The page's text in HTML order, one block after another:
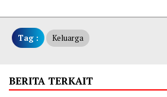
Tag : Keluarga
BERITA TERKAIT